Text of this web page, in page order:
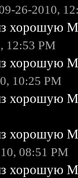
26-2010,
хорошую
12:53 PM
хорошую
10:25 PM
хорошую
хорошую
08:51 PM
хорошую